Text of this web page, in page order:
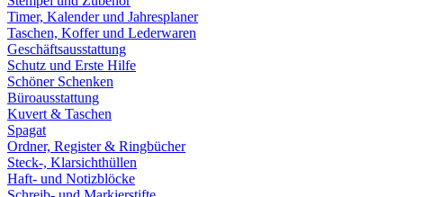
Timer, Kalender und Jahresplaner
Taschen, Koffer und Lederwaren
Geschäftsausstattung
Schutz und Erste Hilfe
Schöner Schenken
Büroausstattung
Kuvert & Taschen
Spagat
Ordner, Register & Ringbücher
Steck-, Klarsichthüllen
Haft- und Notizblöcke